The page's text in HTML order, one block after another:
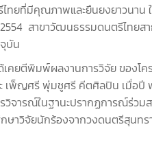
ทยที่มีคุณภาพและยืนยงยาวนาน
สาขาวัฒนธรรมดนตรีไทย
บัน
คยตีพิมพ์ผลงานการวิจัย ของโ
เพ็ญศรี พุ่มชูศรี คีตศิลปิน เมื่
รวิจารณ์ในฐานะปรากฏการณ์ร่
ษาวิจัยนักร้องจากวงดนตรีสุนท